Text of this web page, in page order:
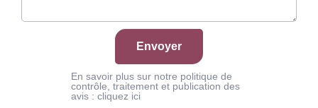
Envoyer
En savoir plus sur notre politique de
contrôle, traitement et publication des
avis : cliquez ici